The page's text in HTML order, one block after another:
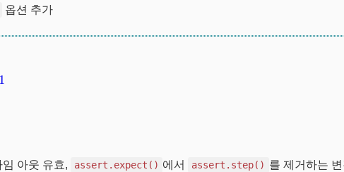
옵션 추가
아웃 유효,
assert.expect() 에서 assert.step() 를 제거하는